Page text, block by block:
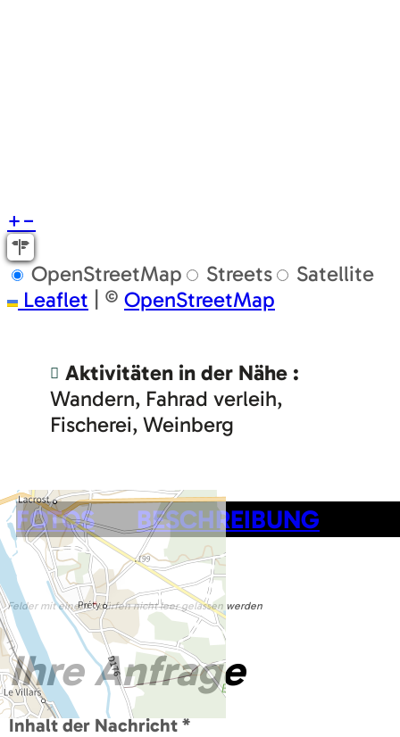
+−
OpenStreetMap Streets
Satellite
Leaflet | © OpenStreetMap
Aktivitäten in der Nähe :
Wandern Fahrad verleih
Fischerei Weinberg
FOTOS BESCHREIBUNG
Felder mit einem*dürfen nicht leer gelassen werden
Ihre Anfrage
Inhalt der Nachricht*